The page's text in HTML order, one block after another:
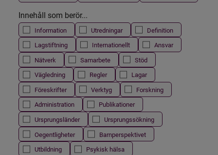
Innehåll som berör...
Information Utredningar
Definition
Lagstiftning
Internationellt
Ansvar
Nätverk
Samarbete
Stöd
Vägledning
Regler
Lagar
Föreskrifter
Verktyg
Forskning
Administration
Publikationer
Ursprungsländer
Ursprungssökning
Oegentligheter
Barnperspektivet
Utbildning
Psykisk hälsa